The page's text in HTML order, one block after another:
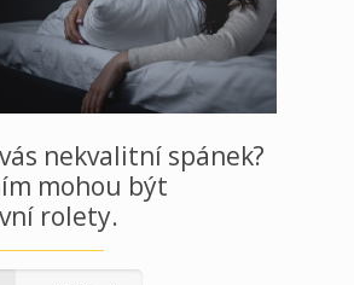
nekvalitní spánek?
mohou být
rolety.